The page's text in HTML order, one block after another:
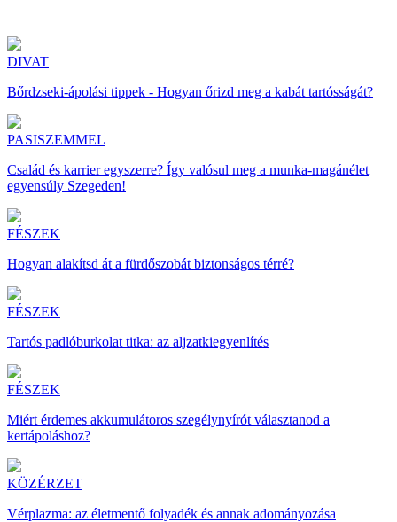
DIVAT
Bőrdzseki-ápolási tippek - Hogyan őrizd meg a kabát tartósságát?
PASISZEMMEL
Család és karrier egyszerre? Így valósul meg a munka-magánélet
egyensúly Szegeden!
FÉSZEK
Hogyan alakítsd át a fürdőszobát biztonságos térré?
FÉSZEK
Tartós padlóburkolat titka: az aljzatkiegyenlítés
FÉSZEK
Miért érdemes akkumulátoros szegélynyírót választanod a
kertápoláshoz?
KÖZÉRZET
Vérplazma: az életmentő folyadék és annak adományozása